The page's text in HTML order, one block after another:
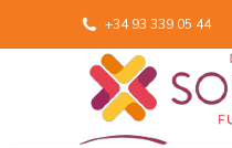
+34 93 339 05 44